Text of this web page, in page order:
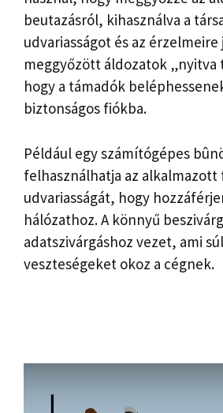
beutazásról, kihasználva a
udvariasságot és az érzelmeire
meggyőzött áldozatok „nyitva
hogy a támadók
biztonságos fiókba.
Például egy számítógépes
felhasználhatja az
udvariasságát, hogy
hálózathoz. A könnyű
adatszivárgáshoz vezet, ami
veszteségeket okoz a cégnek.